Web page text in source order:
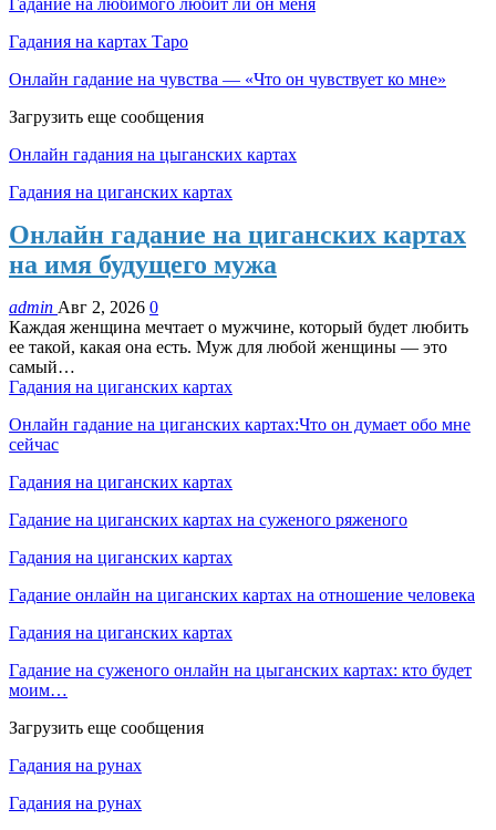
Гадание на любимого любит ли он меня
Гадания на картах Таро
Онлайн гадание на чувства — «Что он чувствует ко мне»
Загрузить еще сообщения
Онлайн гадания на цыганских картах
Гадания на циганских картах
Онлайн гадание на циганских картах
на имя будущего мужа
admin Авг 2, 2026 0
Каждая женщина мечтает о мужчине, который будет любить
ее такой, какая она есть. Муж для любой женщины — это
самый…
Гадания на циганских картах
Онлайн гадание на циганских картах:Что он думает обо мне
сейчас
Гадания на циганских картах
Гадание на циганских картах на суженого ряженого
Гадания на циганских картах
Гадание онлайн на циганских картах на отношение человека
Гадания на циганских картах
Гадание на суженого онлайн на цыганских картах: кто будет
моим…
Загрузить еще сообщения
Гадания на рунах
Гадания на рунах